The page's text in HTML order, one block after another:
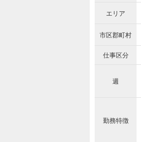
エリア
市区郡町村
仕事区分
週
勤務特徴